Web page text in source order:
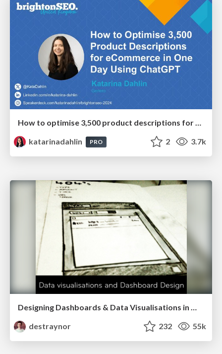
How to optimise 3,500 product descriptions for ecommerce in one day using ChatGPT
katarinadahlin
PRO 2 3.7k
Designing Dashboards & Data Visualisations in Web Apps
destraynor
232 55k